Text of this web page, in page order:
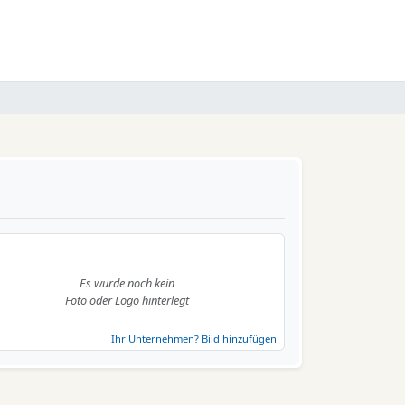
Es wurde noch kein
Foto oder Logo hinterlegt
Ihr Unternehmen? Bild hinzufügen